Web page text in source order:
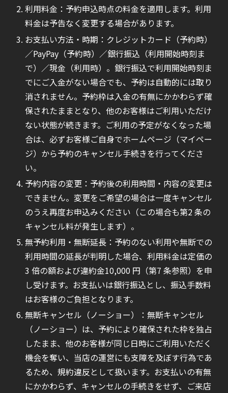
利用料金：予約申込時点の料金を適用します。利用
料金は予告なく変更する場合があります。
お支払い方法・時期：クレジットカード（予約時）
／PayPay（予約時）／銀行振込（利用開始時刻ま
で）／現金（利用時）。銀行振込で利用開始時刻ま
でにご入金がない場合でも、予約は自動的には取り
消されません。予約枠は入金の有無にかかわらず確
保されたままとなり、他のお客様はご利用いただけ
ない状態が続きます。ご利用の予定がなくなった場
合は、必ずお客様ご自身でホームページ（マイペー
ジ）から予約のキャンセル手続きを行ってくださ
い。
予約内容の変更：予約後の利用時間・内容の変更は
できません。変更をご希望の場合は一度キャンセル
のうえ再度お申込みください（この場合も第2 条の
キャンセル料が発生します）。
無予約利用・無断延長：予約のない利用や無断での
利用時間の延長が判明した場合、利用料金は定価の
3 倍の額および違約金10,000 円（第7 条参照）を申
し受けます。お支払いは銀行振込とし、振込手数料
はお客様のご負担となります。
無断キャンセル（ノーショー）：無断キャンセル
（ノーショー）は、予約により確保された枠を独占
したまま、他のお客様が同じ日時にご利用いただく
機会を奪い、当店の運営にも支障を及ぼす行為であ
るため、規約違反として扱います。お支払いの有無
にかかわらず、キャンセルの手続きをせず、ご来店